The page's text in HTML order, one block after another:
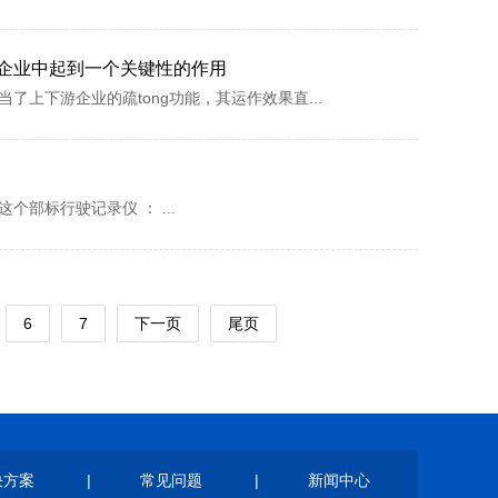
业中起到一个关键性的作用
上下游企业的疏tong功能，其运作效果直...
个部标行驶记录仪 ： ...
6 7 下一页 尾页
案 | 常见问题 | 新闻中心